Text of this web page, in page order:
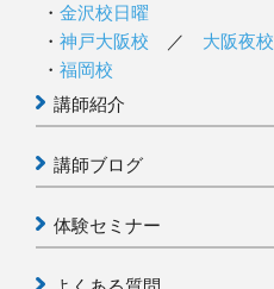
金沢校日曜
神戸大阪校 ／ 大阪夜校
福岡校
講師紹介
講師ブログ
体験セミナー